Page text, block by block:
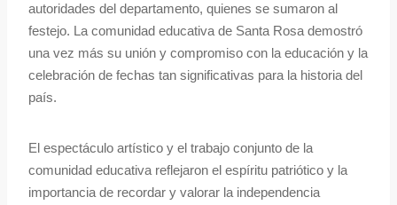
autoridades del departamento, quienes se sumaron al
festejo. La comunidad educativa de Santa Rosa demostró
una vez más su unión y compromiso con la educación y la
celebración de fechas tan significativas para la historia del
país.
El espectáculo artístico y el trabajo conjunto de la
comunidad educativa reflejaron el espíritu patriótico y la
importancia de recordar y valorar la independencia